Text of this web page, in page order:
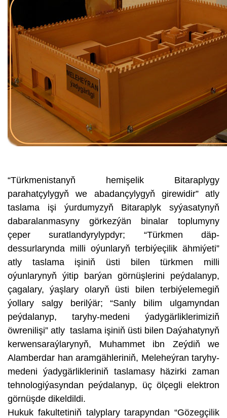
“Türkmenistanyň hemişelik Bitaraplygy
parahatçylygyň we abadançylygyň girewidir” atly
taslama işi ýurdumyzyň Bitaraplyk syýasatynyň
dabaralanmasyny görkezýän binalar toplumyny
çeper suratlandyrylypdyr; “Türkmen däp-
dessurlarynda milli oýunlaryň terbiýeçilik ähmiýeti”
atly taslama işiniň üsti bilen türkmen milli
oýunlarynyň ýitip barýan görnüşlerini peýdalanyp,
çagalary, ýaşlary olaryň üsti bilen terbiýelemegiň
ýollary salgy berilýär; “Sanly bilim ulgamyndan
peýdalanyp, taryhy-medeni ýadygärliklerimiziň
öwrenilişi” atly taslama işiniň üsti bilen Daýahatynyň
kerwensaraýlarynyň, Muhammet ibn Zeýdiň we
Alamberdar han aramgähleriniň, Meleheýran taryhy-
medeni ýadygärlikleriniň taslamasy häzirki zaman
tehnologiýasyndan peýdalanyp, üç ölçegli elektron
görnüşde dikeldildi.
Hukuk fakultetiniň talyplary tarapyndan “Gözegçilik